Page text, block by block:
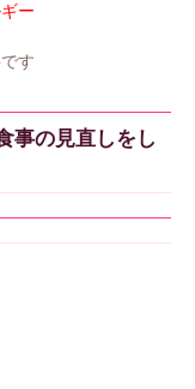
ー
す
事の見直しをし